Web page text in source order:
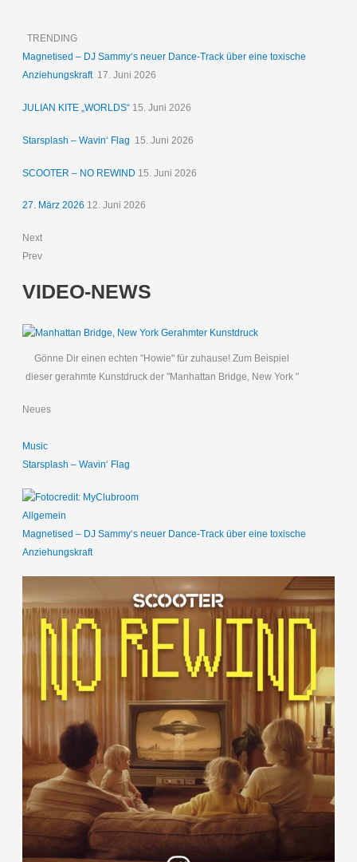
TRENDING
Magnetised – DJ Sammy‘s neuer Dance-Track über eine toxische
Anziehungskraft 17. Juni 2026
JULIAN KITE „WORLDS“ 15. Juni 2026
Starsplash – Wavin‘ Flag 15. Juni 2026
SCOOTER – NO REWIND 15. Juni 2026
27. März 2026 12. Juni 2026
Next
Prev
VIDEO-NEWS
Gönne Dir einen echten "Howie" für zuhause! Zum Beispiel
dieser gerahmte Kunstdruck der "Manhattan Bridge, New York "
Neues
Music
Starsplash – Wavin‘ Flag
Allgemein
Magnetised – DJ Sammy‘s neuer Dance-Track über eine toxische
Anziehungskraft